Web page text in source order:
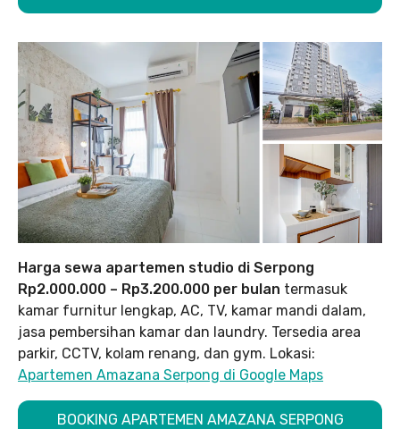
Harga sewa apartemen studio di Serpong
Rp2.000.000 – Rp3.200.000 per bulan termasuk
kamar furnitur lengkap, AC, TV, kamar mandi dalam,
jasa pembersihan kamar dan laundry. Tersedia area
parkir, CCTV, kolam renang, dan gym. Lokasi:
Apartemen Amazana Serpong di Google Maps
BOOKING APARTEMEN AMAZANA SERPONG